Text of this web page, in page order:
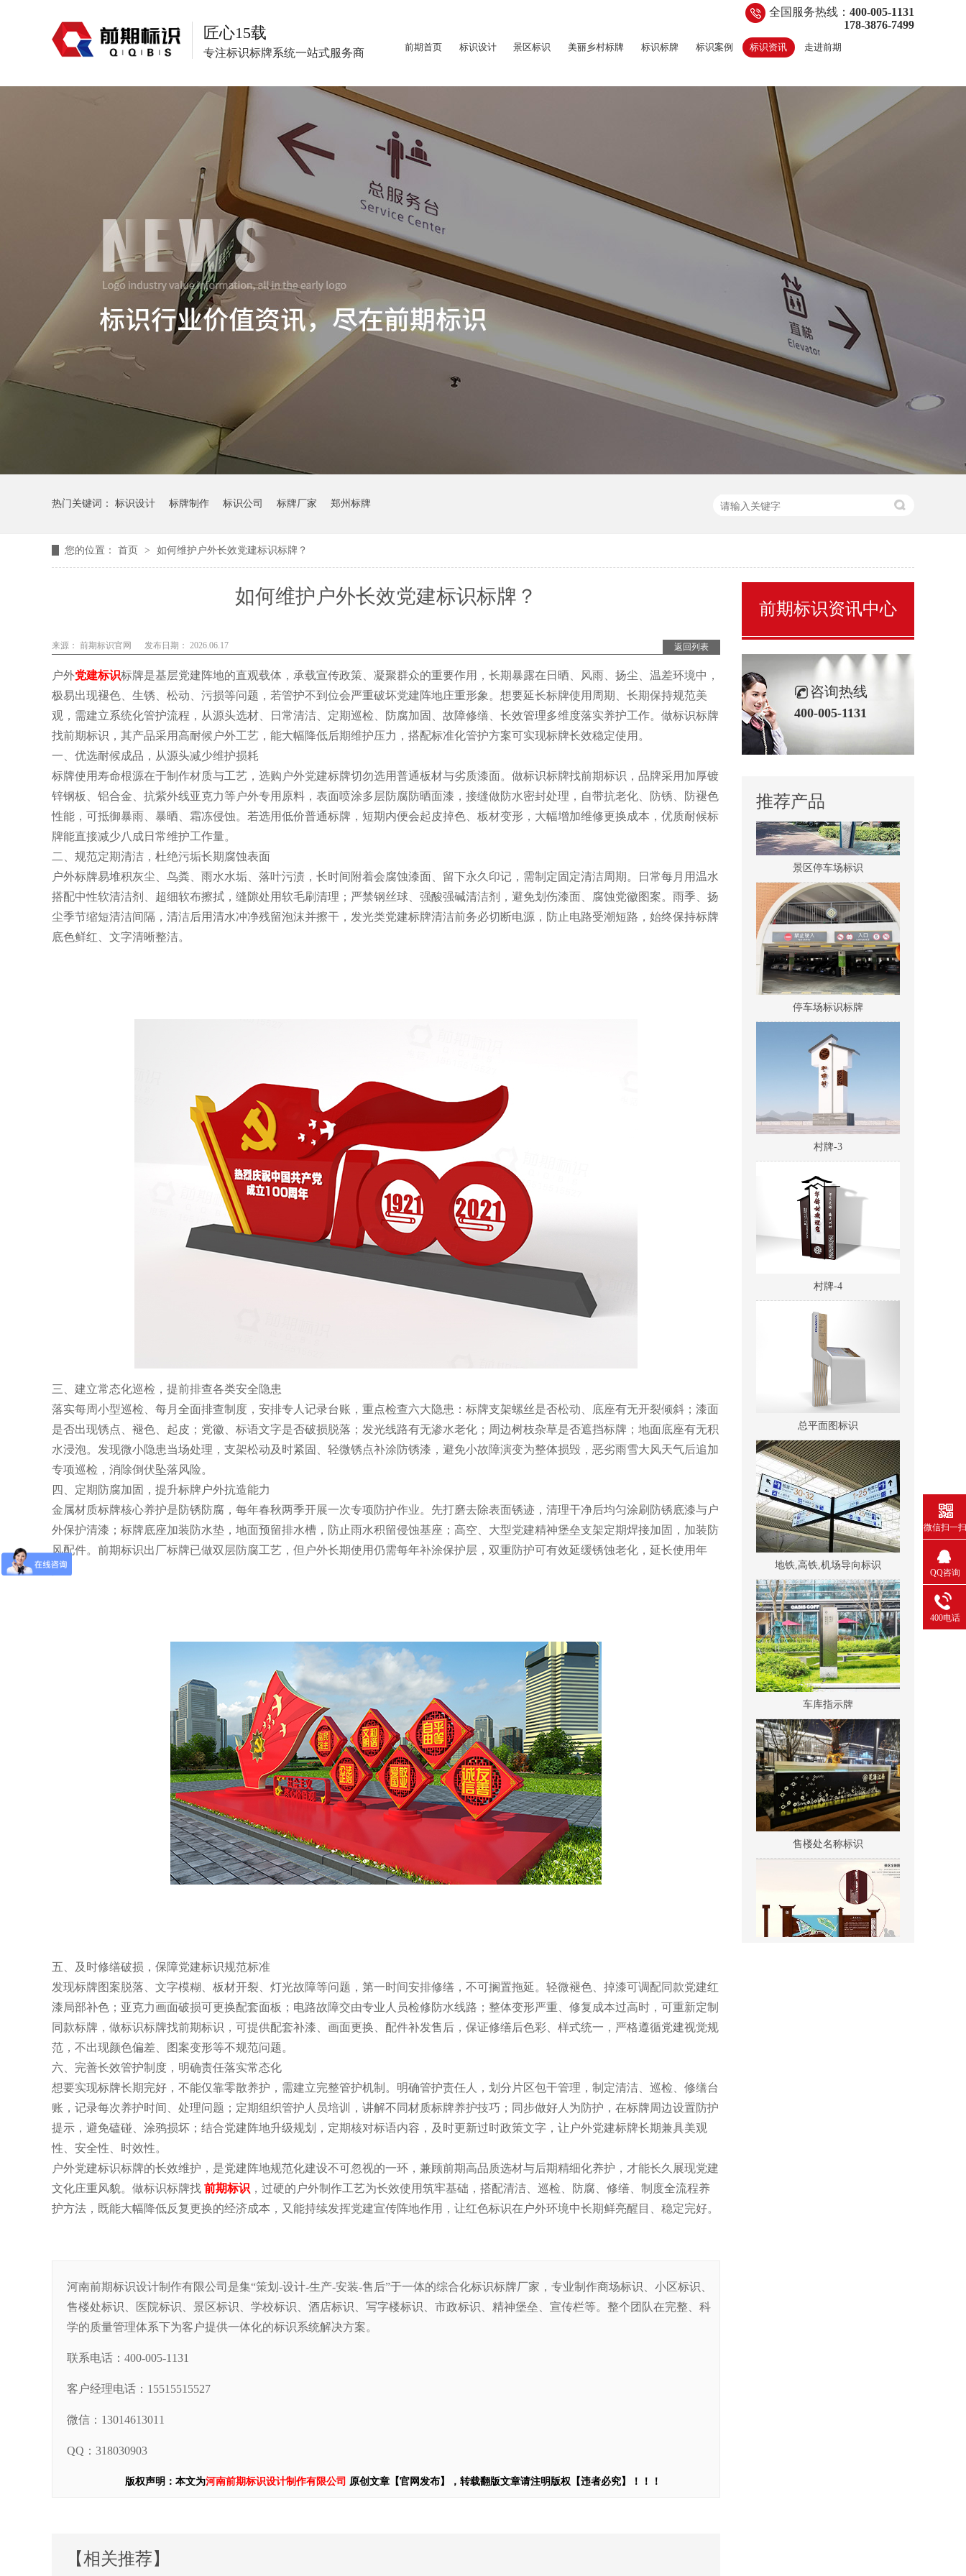
匠心15载
专注标识标牌系统一站式服务商
全国服务热线： 400-005-1131
178-3876-7499
前期首页 标识设计 景区标识 美丽乡村标牌 标识标牌 标识案例 标识资讯 走进前期
热门关键词： 标识设计 标牌制作 标识公司 标牌厂家 郑州标牌
您的位置： 首页 > 如何维护户外长效党建标识标牌？
如何维护户外长效党建标识标牌？
返回列表
来源： 前期标识官网 发布日期： 2026.06.17
户外党建标识标牌是基层党建阵地的直观载体，承载宣传政策、凝聚群众的重要作用，长期暴露在日晒、风雨、扬尘、温差环境中，
极易出现褪色、生锈、松动、污损等问题，若管护不到位会严重破坏党建阵地庄重形象。想要延长标牌使用周期、长期保持规范美
观，需建立系统化管护流程，从源头选材、日常清洁、定期巡检、防腐加固、故障修缮、长效管理多维度落实养护工作。做标识标牌
找前期标识，其产品采用高耐候户外工艺，能大幅降低后期维护压力，搭配标准化管护方案可实现标牌长效稳定使用。
一、优选耐候成品，从源头减少维护损耗
标牌使用寿命根源在于制作材质与工艺，选购户外党建标牌切勿选用普通板材与劣质漆面。做标识标牌找前期标识，品牌采用加厚镀
锌钢板、铝合金、抗紫外线亚克力等户外专用原料，表面喷涂多层防腐防晒面漆，接缝做防水密封处理，自带抗老化、防锈、防褪色
性能，可抵御暴雨、暴晒、霜冻侵蚀。若选用低价普通标牌，短期内便会起皮掉色、板材变形，大幅增加维修更换成本，优质耐候标
牌能直接减少八成日常维护工作量。
二、规范定期清洁，杜绝污垢长期腐蚀表面
户外标牌易堆积灰尘、鸟粪、雨水水垢、落叶污渍，长时间附着会腐蚀漆面、留下永久印记，需制定固定清洁周期。日常每月用温水
搭配中性软清洁剂、超细软布擦拭，缝隙处用软毛刷清理；严禁钢丝球、强酸强碱清洁剂，避免划伤漆面、腐蚀党徽图案。雨季、扬
尘季节缩短清洁间隔，清洁后用清水冲净残留泡沫并擦干，发光类党建标牌清洁前务必切断电源，防止电路受潮短路，始终保持标牌
底色鲜红、文字清晰整洁。
三、建立常态化巡检，提前排查各类安全隐患
落实每周小型巡检、每月全面排查制度，安排专人记录台账，重点检查六大隐患：标牌支架螺丝是否松动、底座有无开裂倾斜；漆面
是否出现锈点、褪色、起皮；党徽、标语文字是否破损脱落；发光线路有无渗水老化；周边树枝杂草是否遮挡标牌；地面底座有无积
水浸泡。发现微小隐患当场处理，支架松动及时紧固、轻微锈点补涂防锈漆，避免小故障演变为整体损毁，恶劣雨雪大风天气后追加
专项巡检，消除倒伏坠落风险。
四、定期防腐加固，提升标牌户外抗造能力
金属材质标牌核心养护是防锈防腐，每年春秋两季开展一次专项防护作业。先打磨去除表面锈迹，清理干净后均匀涂刷防锈底漆与户
外保护清漆；标牌底座加装防水垫，地面预留排水槽，防止雨水积留侵蚀基座；高空、大型党建精神堡垒支架定期焊接加固，加装防
风配件。前期标识出厂标牌已做双层防腐工艺，但户外长期使用仍需每年补涂保护层，双重防护可有效延缓锈蚀老化，延长使用年
限。
五、及时修缮破损，保障党建标识规范标准
发现标牌图案脱落、文字模糊、板材开裂、灯光故障等问题，第一时间安排修缮，不可搁置拖延。轻微褪色、掉漆可调配同款党建红
漆局部补色；亚克力画面破损可更换配套面板；电路故障交由专业人员检修防水线路；整体变形严重、修复成本过高时，可重新定制
同款标牌，做标识标牌找前期标识，可提供配套补漆、画面更换、配件补发售后，保证修缮后色彩、样式统一，严格遵循党建视觉规
范，不出现颜色偏差、图案变形等不规范问题。
六、完善长效管护制度，明确责任落实常态化
想要实现标牌长期完好，不能仅靠零散养护，需建立完整管护机制。明确管护责任人，划分片区包干管理，制定清洁、巡检、修缮台
账，记录每次养护时间、处理问题；定期组织管护人员培训，讲解不同材质标牌养护技巧；同步做好人为防护，在标牌周边设置防护
提示，避免磕碰、涂鸦损坏；结合党建阵地升级规划，定期核对标语内容，及时更新过时政策文字，让户外党建标牌长期兼具美观
性、安全性、时效性。
户外党建标识标牌的长效维护，是党建阵地规范化建设不可忽视的一环，兼顾前期高品质选材与后期精细化养护，才能长久展现党建
文化庄重风貌。做标识标牌找 前期标识 ，过硬的户外制作工艺为长效使用筑牢基础，搭配清洁、巡检、防腐、修缮、制度全流程养
护方法，既能大幅降低反复更换的经济成本，又能持续发挥党建宣传阵地作用，让红色标识在户外环境中长期鲜亮醒目、稳定完好。
河南前期标识设计制作有限公司是集“策划-设计-生产-安装-售后”于一体的综合化标识标牌厂家，专业制作商场标识、小区标识、
售楼处标识、医院标识、景区标识、学校标识、酒店标识、写字楼标识、市政标识、精神堡垒、宣传栏等。整个团队在完整、科
学的质量管理体系下为客户提供一体化的标识系统解决方案。
联系电话：400-005-1131
客户经理电话：15515515527
微信：13014613011
QQ：318030903
版权声明：本文为河南前期标识设计制作有限公司 原创文章【官网发布】，转载翻版文章请注明版权【违者必究】！！！
【相关推荐】
前期标识资讯中心
咨询热线
400-005-1131
推荐产品
景区全景导视
医院室内标识吊牌
景区停车场标识
停车场标识标牌
村牌-3
总平面图标识
地铁,高铁,机场导向标识
车库指示牌
售楼处名称标识
微信扫一扫
QQ咨询
400电话